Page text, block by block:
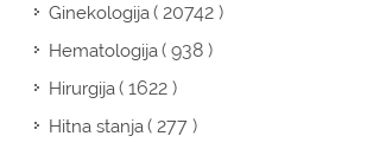
Ginekologija( 20742 )
Hematologija( 938 )
Hirurgija( 1622 )
Hitna stanja( 277 )